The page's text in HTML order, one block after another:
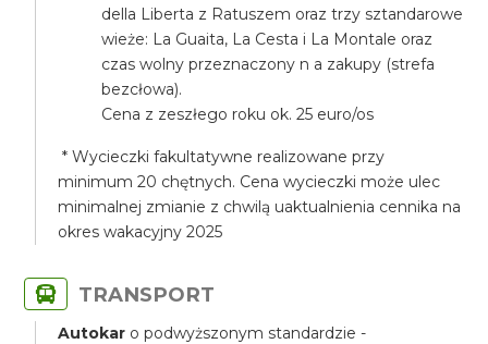
della Liberta z Ratuszem oraz trzy sztandarowe
wieże: La Guaita, La Cesta i La Montale oraz
czas wolny przeznaczony n a zakupy (strefa
bezcłowa).
Cena z zeszłego roku ok. 25 euro/os
* Wycieczki fakultatywne realizowane przy
minimum 20 chętnych. Cena wycieczki może ulec
minimalnej zmianie z chwilą uaktualnienia cennika na
okres wakacyjny 2025
TRANSPORT
Autokar o podwyższonym standardzie -